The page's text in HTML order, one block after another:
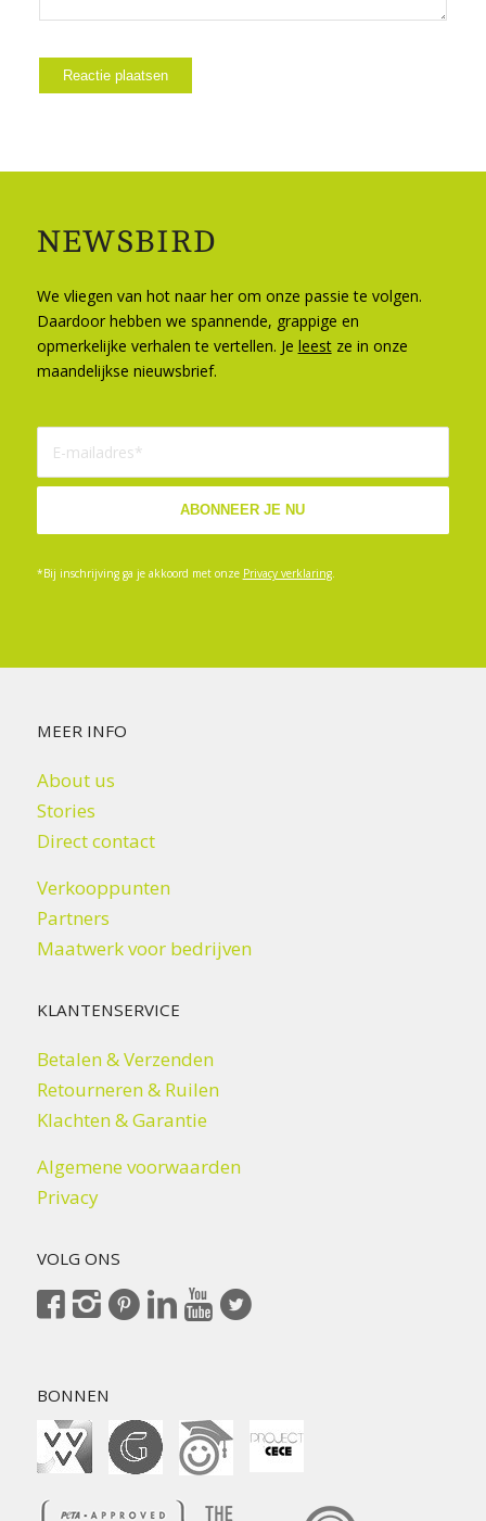
NEWSBIRD
We vliegen van hot naar her om onze passie te volgen.
Daardoor hebben we spannende, grappige en
opmerkelijke verhalen te vertellen. Je leestze in onze
maandelijkse nieuwsbrief.
*Bij inschrijving ga je akkoord met onze Privacy verklaring.
MEER INFO
About us
Stories
Direct contact
Verkooppunten
Partners
Maatwerk voor bedrijven
KLANTENSERVICE
Betalen & Verzenden
Retourneren & Ruilen
Klachten & Garantie
Algemene voorwaarden
Privacy
VOLG ONS
BONNEN